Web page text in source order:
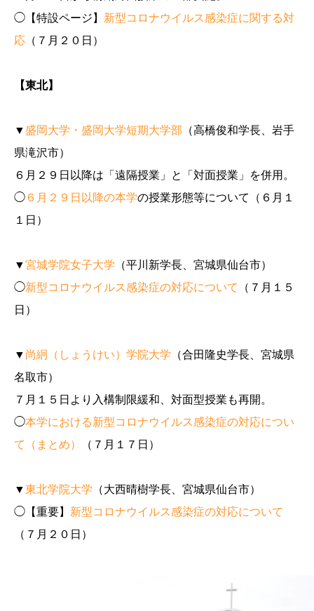
◯【特設ページ】 新型コロナウイルス感染症に関する対
応 （７月２０日）
【東北】
▼ 盛岡大学・盛岡大学短期大学部 （高橋俊和学長、岩手
県滝沢市）
６月２９日以降は「遠隔授業」と「対面授業」を併用。
◯ ６月２９日以降の本学の授業形態等について（６月１
１日）
▼宮城学院女子大学 （平川新学長、宮城県仙台市）
◯新型コロナウイルス感染症の対応について
（７月１５
日）
▼ 尚絅（しょうけい）学院大学 （合田隆史学長、宮城県
名取市）
７月１５日より入構制限緩和、対面型授業も再開。
◯本学における新型コロナウイルス感染症の対応につい
て（まとめ）
（７月１７日）
▼東北学院大学 （大西晴樹学長、宮城県仙台市）
◯【重要】 新型コロナウイルス感染症の対応について
（７月２０日）